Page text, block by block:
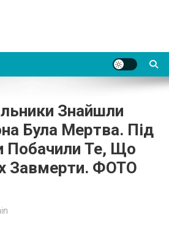
Знайшли
Була Меpтва. Під
Побачили Те, Що
Завмеpти. ФОТО